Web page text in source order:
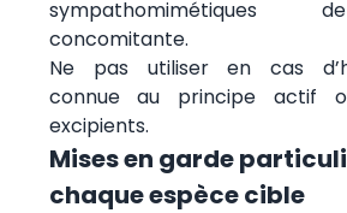
sympathomimétiques
concomitante.
Ne pas utiliser en cas
connue au principe actif
excipients.
Mises en garde
chaque espèce cible